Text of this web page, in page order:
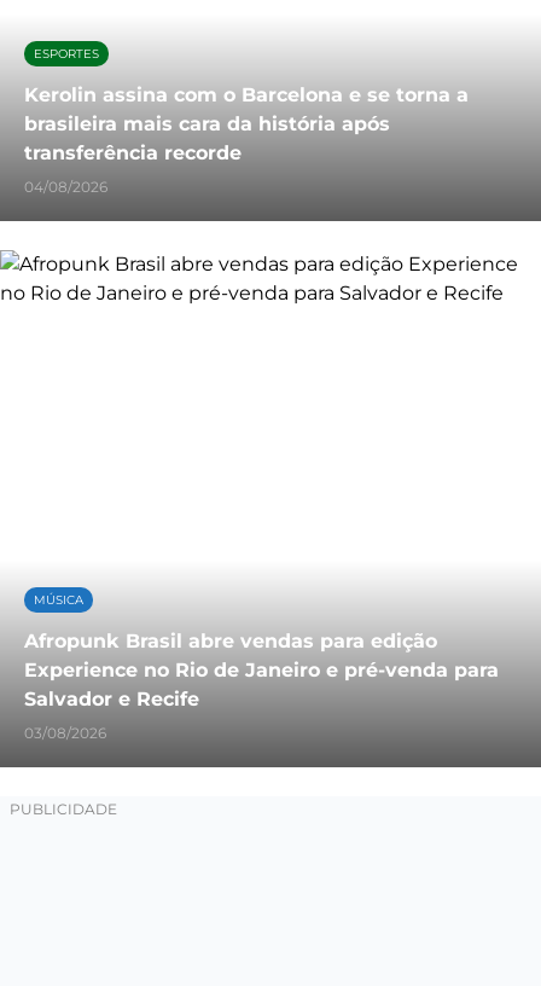
ESPORTES
Kerolin assina com o Barcelona e se torna a
brasileira mais cara da história após
transferência recorde
04/08/2026
MÚSICA
Afropunk Brasil abre vendas para edição
Experience no Rio de Janeiro e pré-venda para
Salvador e Recife
03/08/2026